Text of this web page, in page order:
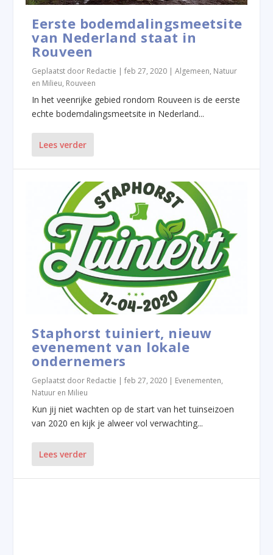
Eerste bodemdalingsmeetsite
van Nederland staat in
Rouveen
Geplaatst door Redactie |feb 27, 2020 |Algemeen, Natuur
en Milieu, Rouveen
In het veenrijke gebied rondom Rouveen is de eerste
echte bodemdalingsmeetsite in Nederland...
Lees verder
Staphorst tuiniert, nieuw
evenement van lokale
ondernemers
Geplaatst door Redactie |feb 27, 2020 | Evenementen,
Natuur en Milieu
Kun jij niet wachten op de start van het tuinseizoen
van 2020 en kijk je alweer vol verwachting...
Lees verder